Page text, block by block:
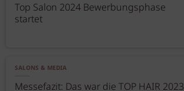
Top Salon 2024 Bewerbungsphase
startet
SALONS & MEDIA
Messefazit: Das war die TOP HAIR 2023